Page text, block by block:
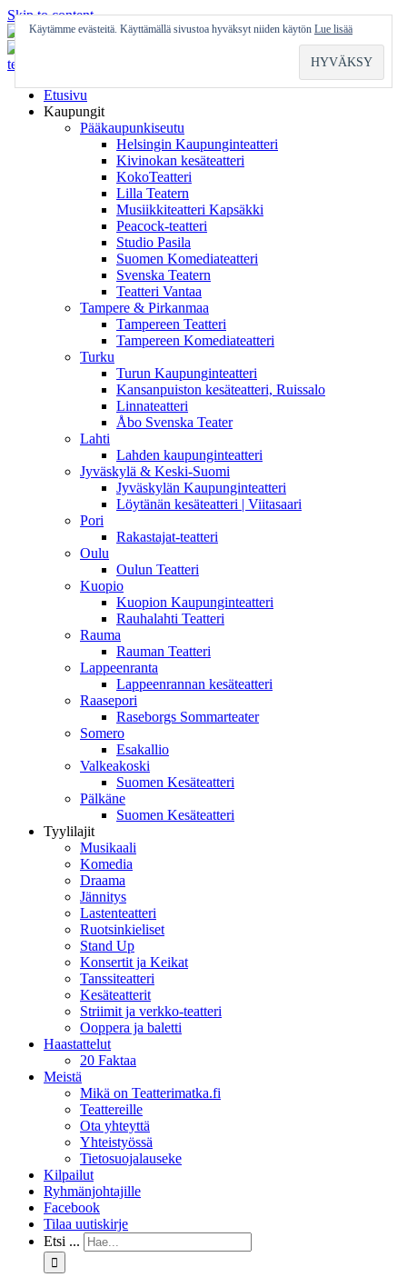
Skip to content
Etusivu
Kaupungit
Pääkaupunkiseutu
Helsingin Kaupunginteatteri
Kivinokan kesäteatteri
KokoTeatteri
Lilla Teatern
Musiikkiteatteri Kapsäkki
Peacock-teatteri
Studio Pasila
Suomen Komediateatteri
Svenska Teatern
Teatteri Vantaa
Tampere & Pirkanmaa
Tampereen Teatteri
Tampereen Komediateatteri
Turku
Turun Kaupunginteatteri
Kansanpuiston kesäteatteri, Ruissalo
Linnateatteri
Åbo Svenska Teater
Lahti
Lahden kaupunginteatteri
Jyväskylä & Keski-Suomi
Jyväskylän Kaupunginteatteri
Löytänän kesäteatteri | Viitasaari
Pori
Rakastajat-teatteri
Oulu
Oulun Teatteri
Kuopio
Kuopion Kaupunginteatteri
Rauhalahti Teatteri
Rauma
Rauman Teatteri
Lappeenranta
Lappeenrannan kesäteatteri
Raasepori
Raseborgs Sommarteater
Somero
Esakallio
Valkeakoski
Suomen Kesäteatteri
Pälkäne
Suomen Kesäteatteri
Tyylilajit
Musikaali
Komedia
Draama
Jännitys
Lastenteatteri
Ruotsinkieliset
Stand Up
Konsertit ja Keikat
Tanssiteatteri
Kesäteatterit
Striimit ja verkko-teatteri
Ooppera ja baletti
Haastattelut
20 Faktaa
Meistä
Mikä on Teatterimatka.fi
Teattereille
Ota yhteyttä
Yhteistyössä
Tietosuojalauseke
Kilpailut
Ryhmänjohtajille
Facebook
Tilaa uutiskirje
Etsi ...
Käytämme evästeitä. Käyttämällä sivustoa hyväksyt niiden käytön Lue lisää